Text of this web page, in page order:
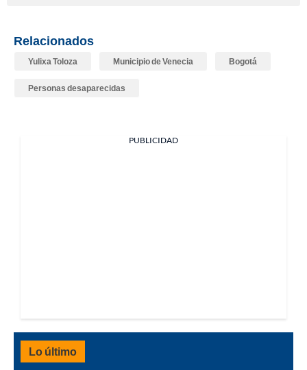
Relacionados
Yulixa Toloza Municipio de Venecia Bogotá
Personas desaparecidas
PUBLICIDAD
Lo último